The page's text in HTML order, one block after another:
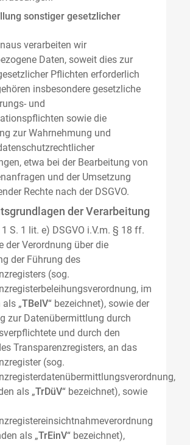
sonstiger gesetzlicher
verarbeiten wir
Daten, soweit dies zur
Pflichten erforderlich
insbesondere gesetzliche
und
sowie die
zur Wahrnehmung und
etwa bei der Bearbeitung von
und der Umsetzung
Rechte nach der DSGVO.
der Verarbeitung
S. 1 lit. e) DSGVO i.V.m. § 18 ff.
der Verordnung über die
der Führung des
(sog.
im
„TBelV“ bezeichnet), sowie der
zur Datenübermittlung durch
und durch den
Transparenzregisters, an das
(sog.
als „TrDüV“ bezeichnet), sowie
als „TrEinV“ bezeichnet),